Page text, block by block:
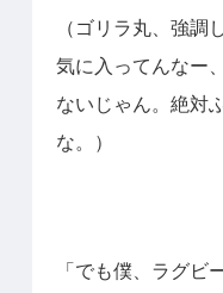
（ゴリラ丸、強
気に入ってんなー
ないじゃん。絶対
な。）
「でも僕、ラグ